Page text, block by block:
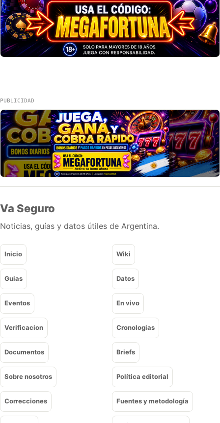
PUBLICIDAD
Va Seguro
Noticias, guías y datos útiles de Argentina.
Inicio Wiki
Guias Datos
Eventos En vivo
Verificacion Cronologias
Documentos Briefs
Sobre nosotros Política editorial
Correcciones Fuentes y metodología